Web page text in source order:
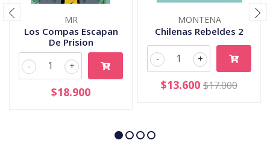
MR
Los Compas Escapan
De Prision
+
-
$18.900
MONTENA
Chilenas Rebeldes 2
+
-
$13.600 $17.000